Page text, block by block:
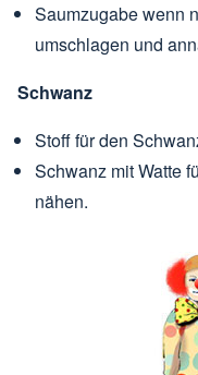
Saumzugabe wenn
umschlagen und
Schwanz
Stoff für den
Schwanz mit Watte
nähen.